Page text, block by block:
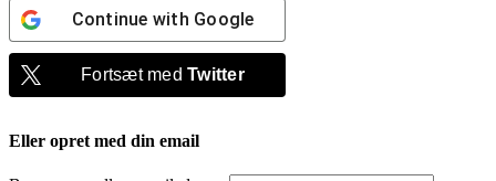
Continue with Google
Fortsæt medTwitter
Eller opret med din email